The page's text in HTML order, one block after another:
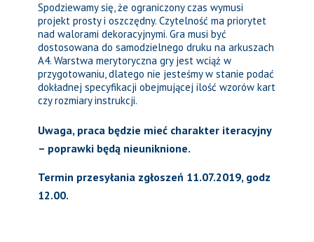
Spodziewamy się, że ograniczony czas wymusi
projekt prosty i oszczędny. Czytelność ma priorytet
nad walorami dekoracyjnymi. Gra musi być
dostosowana do samodzielnego druku na arkuszach
A4. Warstwa merytoryczna gry jest wciąż w
przygotowaniu, dlatego nie jesteśmy w stanie podać
dokładnej specyfikacji obejmującej ilość wzorów kart
czy rozmiary instrukcji.
Uwaga, praca będzie mieć charakter iteracyjny
– poprawki będą nieuniknione.
Termin przesyłania zgłoszeń 11.07.2019, godz
12.00.